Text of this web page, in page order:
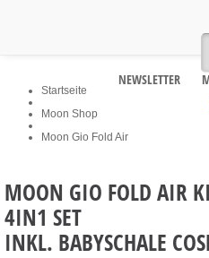
NEWSLETTER
Startseite
Moon Shop
Moon Gio Fold Air
MOON GIO FOLD AIR
4IN1 SET
INKL. BABYSCHALE